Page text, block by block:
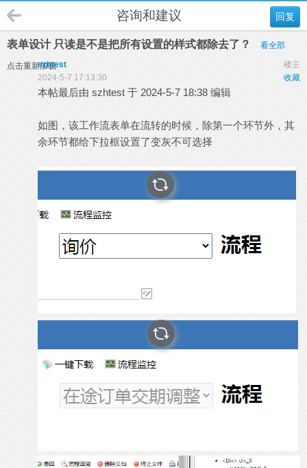
回复
咨询和建议
表单设计 只读是不是把所有设置的样式都除去了？ 看全部
点击重新加载 楼主
szhtest
收藏
2024-5-7 17:13:30
本帖最后由 szhtest 于 2024-5-7 18:38 编辑
如图，该工作流表单在流转的时候，除第一个环节外，其
余环节都给下拉框设置了变灰不可选择